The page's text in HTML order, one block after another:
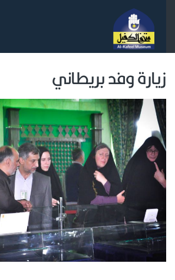
زيارة وفد بريطاني